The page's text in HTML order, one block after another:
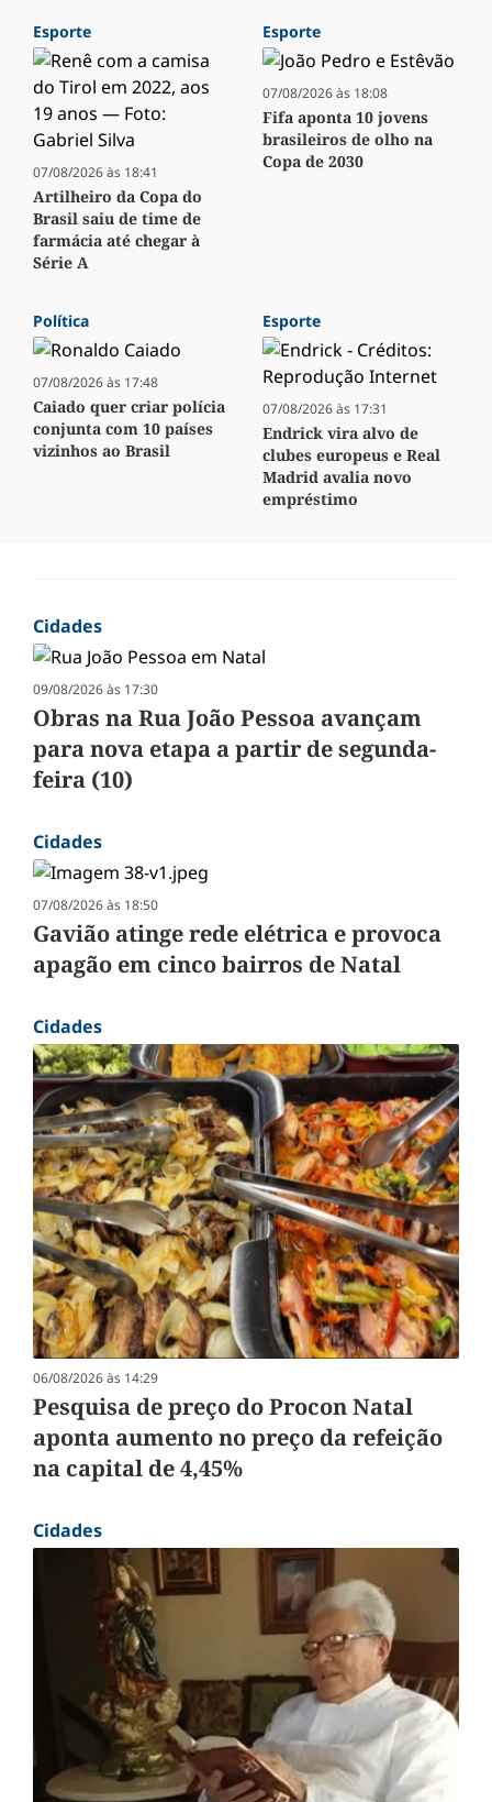
Esporte
07/08/2026 às 18:41
Artilheiro da Copa do
Brasil saiu de time de
farmácia até chegar à
Série A
Esporte
07/08/2026 às 18:08
Fifa aponta 10 jovens
brasileiros de olho na
Copa de 2030
Política
07/08/2026 às 17:48
Caiado quer criar polícia
conjunta com 10 países
vizinhos ao Brasil
Esporte
07/08/2026 às 17:31
Endrick vira alvo de
clubes europeus e Real
Madrid avalia novo
empréstimo
Cidades
09/08/2026 às 17:30
Obras na Rua João Pessoa avançam
para nova etapa a partir de segunda-
feira (10)
Cidades
07/08/2026 às 18:50
Gavião atinge rede elétrica e provoca
apagão em cinco bairros de Natal
Cidades
06/08/2026 às 14:29
Pesquisa de preço do Procon Natal
aponta aumento no preço da refeição
na capital de 4,45%
Cidades